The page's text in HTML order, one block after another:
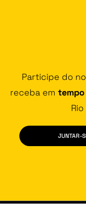
Participe do
receba em
JUNTAR-